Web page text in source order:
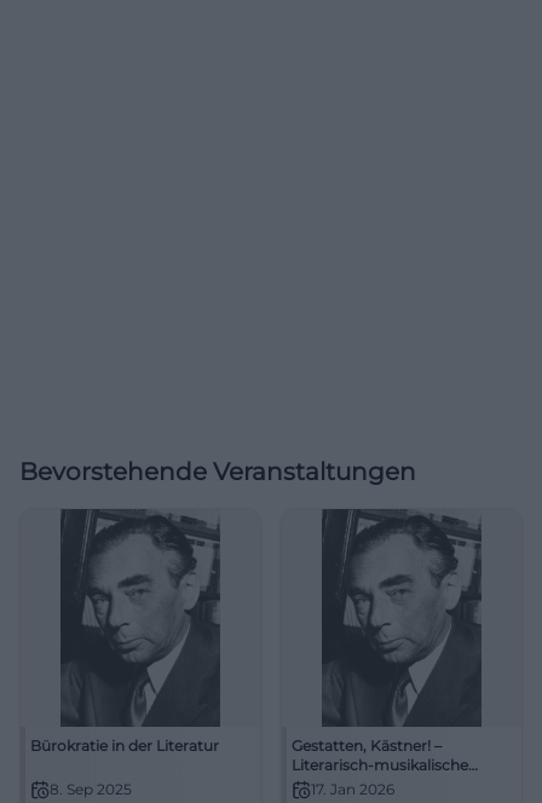
Bevorstehende Veranstaltungen
Bürokratie in der Literatur
8. Sep 2025
Gestatten, Kästner! –
Literarisch-musikalische
Revue17. Jan 2026